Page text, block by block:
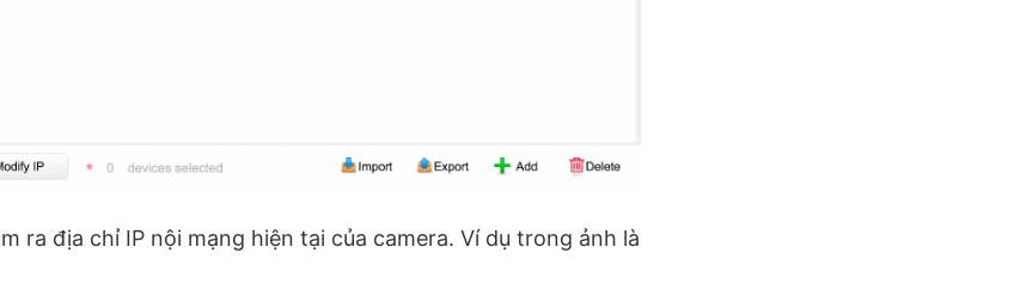
ra địa chỉ IP nội mạng hiện tại của camera. Ví dụ trong ảnh là